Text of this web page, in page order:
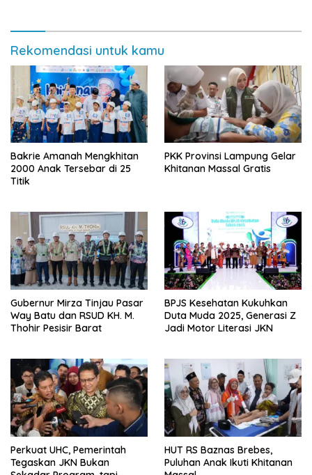
Rekomendasi untuk kamu
Bakrie Amanah Mengkhitan
2000 Anak Tersebar di 25
Titik
PKK Provinsi Lampung Gelar
Khitanan Massal Gratis
Gubernur Mirza Tinjau Pasar
Way Batu dan RSUD KH. M.
Thohir Pesisir Barat
BPJS Kesehatan Kukuhkan
Duta Muda 2025, Generasi Z
Jadi Motor Literasi JKN
Perkuat UHC, Pemerintah
Tegaskan JKN Bukan
HUT RS Baznas Brebes,
Puluhan Anak Ikuti Khitanan